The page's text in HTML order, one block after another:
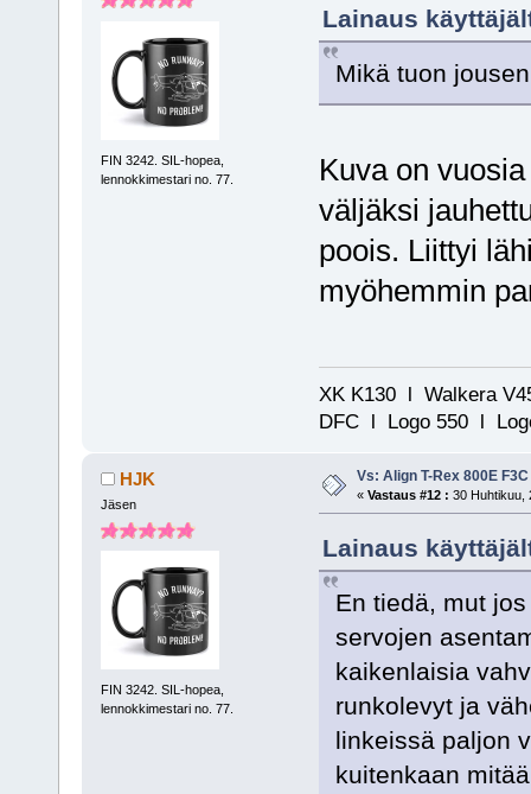
FIN 3242. SIL-hopea,
lennokkimestari no. 77.
Lainaus
Mikä tuon
Kuva on
väljäksi
poois. Liittyi
myöhemmin
XK K130 l Walkera
DFC l Logo 550 l
HJK
Jäsen
FIN 3242. SIL-hopea,
lennokkimestari no. 77.
Vs: Align T-Rex 800E F3C
« Vastaus #12 : 30 Huhtikuu,
Lainaus
En tiedä, mut
servojen
kaikenlaisia
runkolevyt ja
linkeissä paljon
kuitenkaan